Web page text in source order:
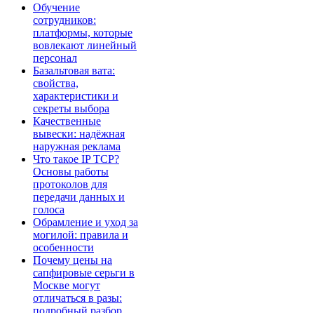
Обучение
сотрудников:
платформы, которые
вовлекают линейный
персонал
Базальтовая вата:
свойства,
характеристики и
секреты выбора
Качественные
вывески: надёжная
наружная реклама
Что такое IP TCP?
Основы работы
протоколов для
передачи данных и
голоса
Обрамление и уход за
могилой: правила и
особенности
Почему цены на
сапфировые серьги в
Москве могут
отличаться в разы:
подробный разбор